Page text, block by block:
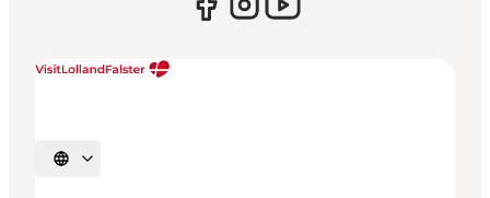
Sprache auswählen